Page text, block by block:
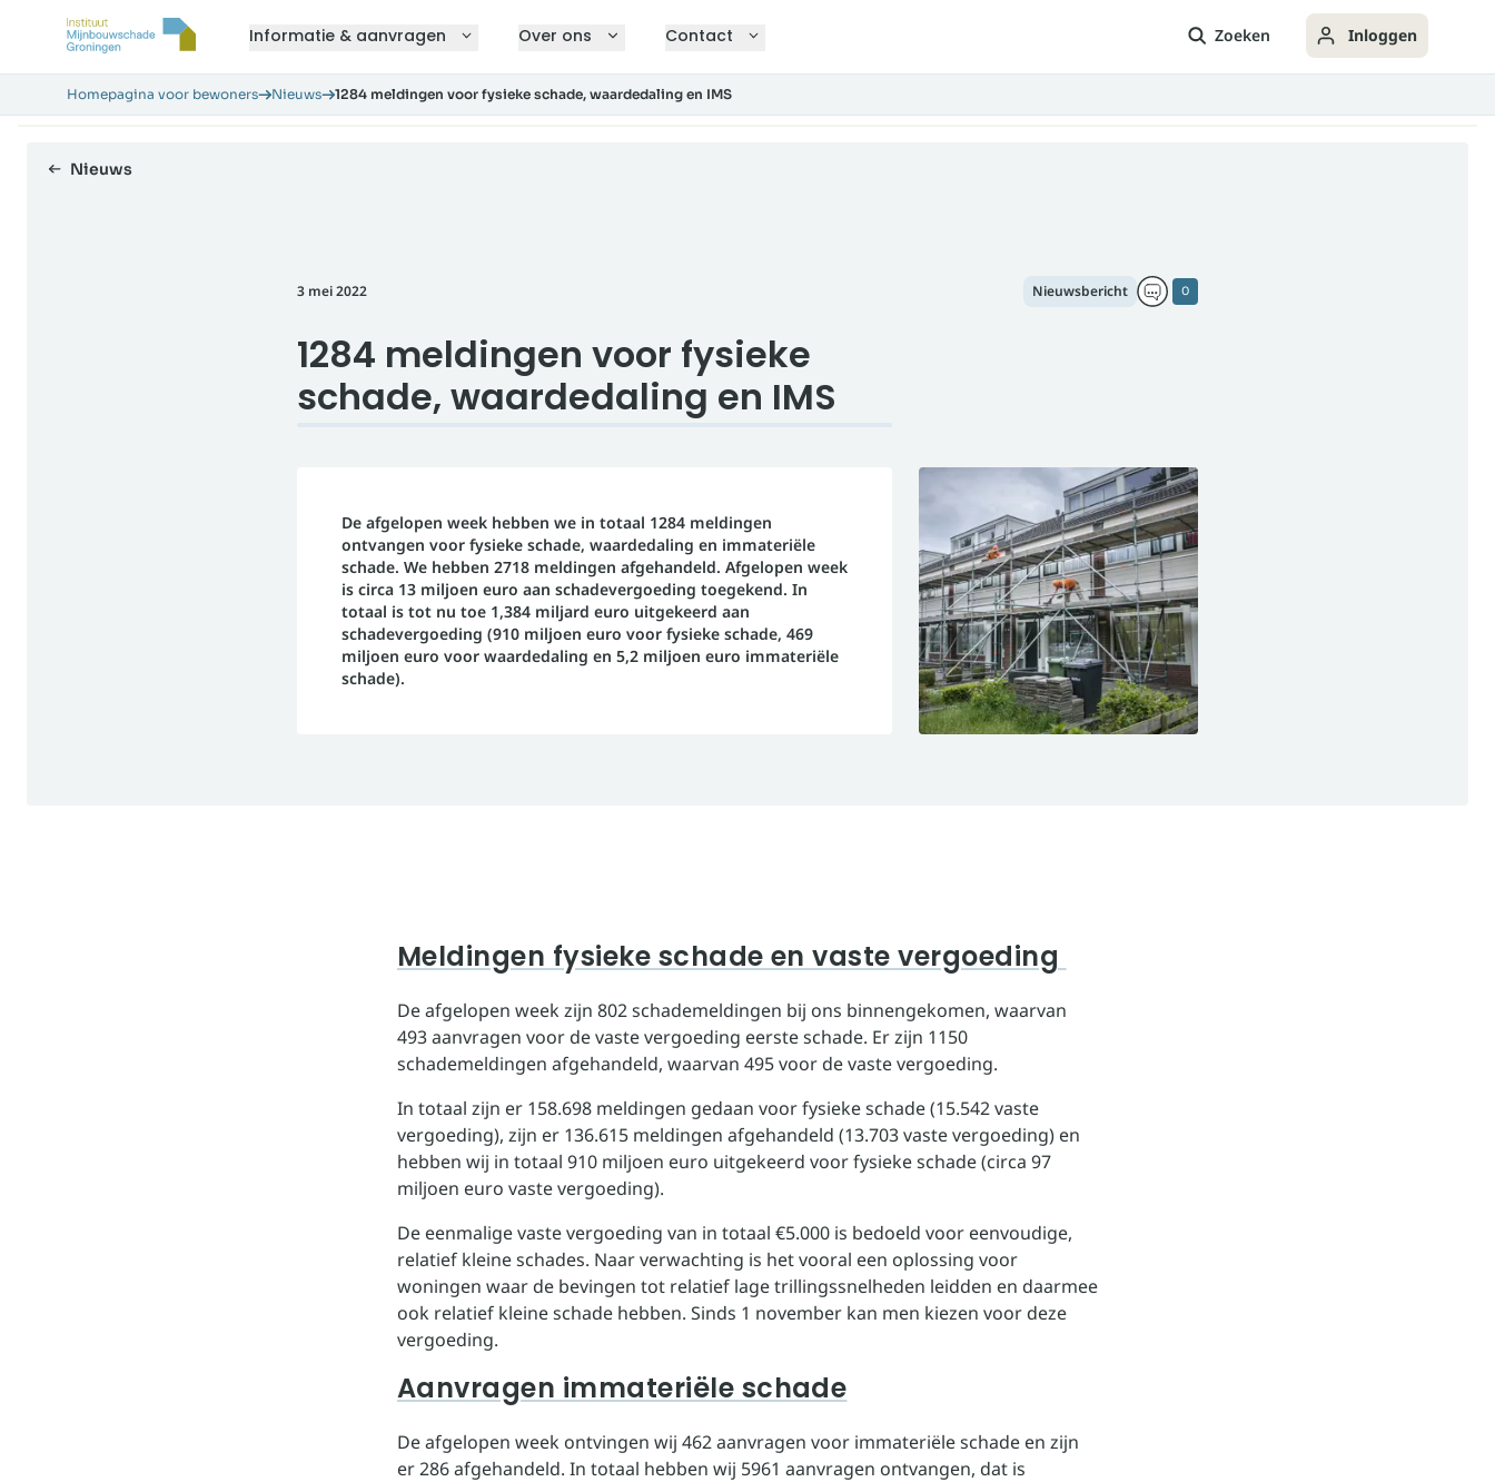
Informatie & aanvragen Over ons Contact Zoeken Inloggen
Homepagina voor bewoners Nieuws 1284 meldingen voor fysieke schade, waardedaling en IMS
Nieuws
3 mei 2022
1284 meldingen voor fysieke
schade, waardedaling en IMS
0
Nieuwsbericht
De afgelopen week hebben we in totaal 1284 meldingen
ontvangen voor fysieke schade, waardedaling en immateriële
schade. We hebben 2718 meldingen afgehandeld. Afgelopen week
is circa 13 miljoen euro aan schadevergoeding toegekend. In
totaal is tot nu toe 1,384 miljard euro uitgekeerd aan
schadevergoeding (910 miljoen euro voor fysieke schade, 469
miljoen euro voor waardedaling en 5,2 miljoen euro immateriële
schade).
Meldingen fysieke schade en vaste vergoeding
De afgelopen week zijn 802 schademeldingen bij ons binnengekomen, waarvan
493 aanvragen voor de vaste vergoeding eerste schade. Er zijn 1150
schademeldingen afgehandeld, waarvan 495 voor de vaste vergoeding.
In totaal zijn er 158.698 meldingen gedaan voor fysieke schade (15.542 vaste
vergoeding), zijn er 136.615 meldingen afgehandeld (13.703 vaste vergoeding) en
hebben wij in totaal 910 miljoen euro uitgekeerd voor fysieke schade (circa 97
miljoen euro vaste vergoeding).
De eenmalige vaste vergoeding van in totaal €5.000 is bedoeld voor eenvoudige,
relatief kleine schades. Naar verwachting is het vooral een oplossing voor
woningen waar de bevingen tot relatief lage trillingssnelheden leidden en daarmee
ook relatief kleine schade hebben. Sinds 1 november kan men kiezen voor deze
vergoeding.
Aanvragen immateriële schade
De afgelopen week ontvingen wij 462 aanvragen voor immateriële schade en zijn
er 286 afgehandeld. In totaal hebben wij 5961 aanvragen ontvangen, dat is